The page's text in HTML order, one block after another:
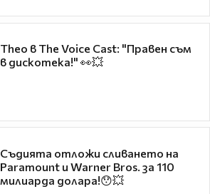
Theo в The Voice Cast: "Правен съм
в дискотека!" 👀💥
Съдията отложи сливането на
Paramount и Warner Bros. за 110
милиарда долара!😯💥